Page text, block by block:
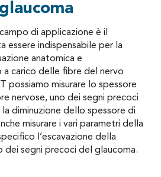
di applicazione è il
essere indispensabile per la
anatomica e
a carico delle fibre del nervo
possiamo misurare lo spessore
nervose, uno dei segni precoci
diminuzione dello spessore di
misurare i vari parametri della
l’escavazione della
dei segni precoci del glaucoma.